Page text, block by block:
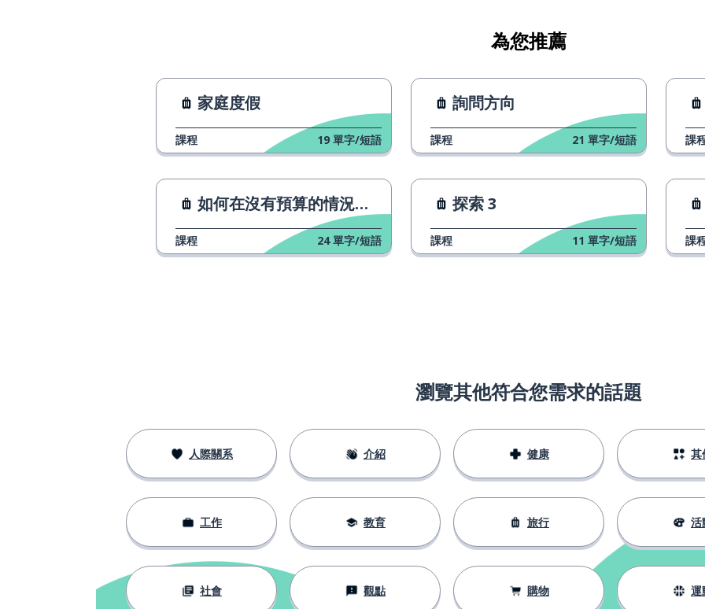
er ist nie glücklich
warum bist du so traurig? 你為什麼這麼傷心？
... weil du krank bist
我生氣因為我餓了
為您推薦
家庭度假
課程 19 單字/短語
詢問方向
課程 21 單字/短語 課
如何在沒有預算的情況下旅行
課程 24 單字/短語
探索 3
課程 11 單字/短語 課
瀏覽其他符合您需求的話題
人際關系 介紹 健康 其
工作 教育 旅行 活
社會 觀點 購物 運